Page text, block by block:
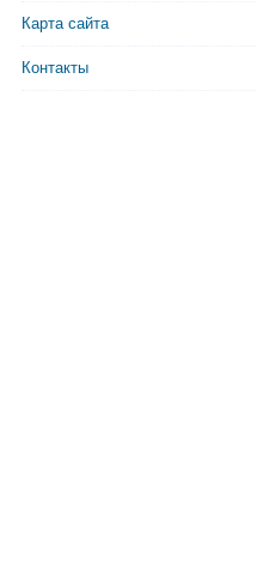
Карта сайта
Контакты